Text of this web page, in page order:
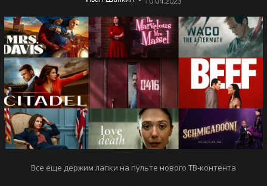
Все еще держим лапки на пульте нового ТВ-контента